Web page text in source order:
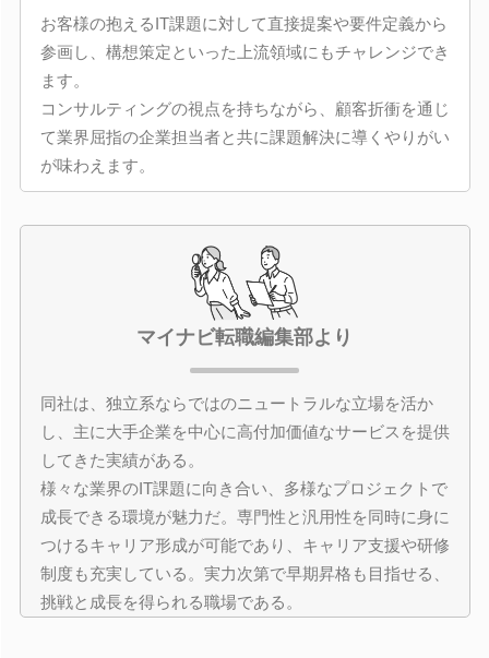
お客様の抱えるIT課題に対して直接提案や要件定義から
参画し、構想策定といった上流領域にもチャレンジでき
ます。
コンサルティングの視点を持ちながら、顧客折衝を通じ
て業界屈指の企業担当者と共に課題解決に導くやりがい
が味わえます。
マイナビ転職編集部より
同社は、独立系ならではのニュートラルな立場を活か
し、主に大手企業を中心に高付加価値なサービスを提供
してきた実績がある。
様々な業界のIT課題に向き合い、多様なプロジェクトで
成長できる環境が魅力だ。専門性と汎用性を同時に身に
つけるキャリア形成が可能であり、キャリア支援や研修
制度も充実している。実力次第で早期昇格も目指せる、
挑戦と成長を得られる職場である。